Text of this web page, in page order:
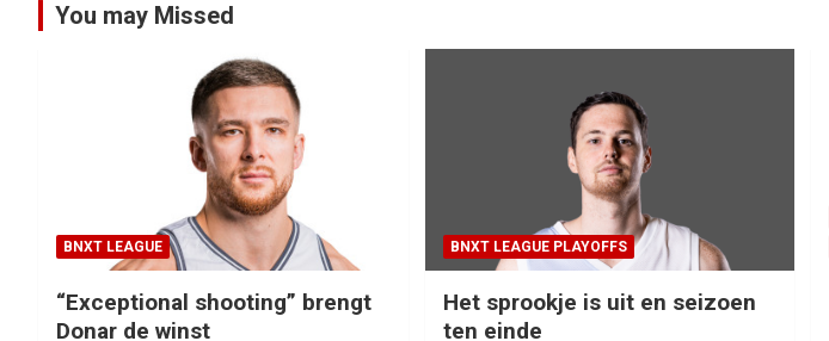
You may Missed
BNXT LEAGUE
“Exceptional shooting” brengt
Donar de winst
BNXT LEAGUE PLAYOFFS
Het sprookje is uit en seizoen
ten einde